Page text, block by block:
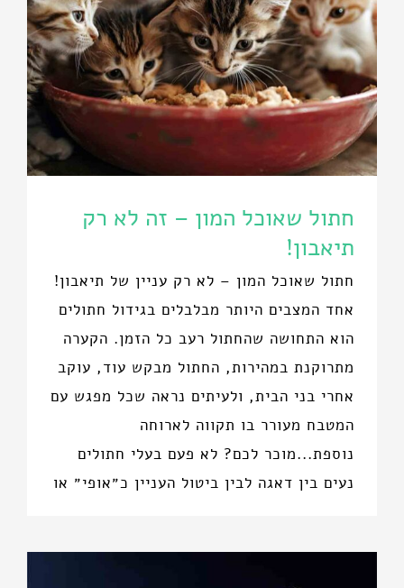
חתול שאוכל המון – זה לא רק
תיאבון!
חתול שאוכל המון – לא רק עניין של תיאבון!
אחד המצבים היותר מבלבלים בגידול חתולים
הוא התחושה שהחתול רעב כל הזמן. הקערה
מתרוקנת במהירות, החתול מבקש עוד, עוקב
אחרי בני הבית, ולעיתים נראה שכל מפגש עם
המטבח מעורר בו תקווה לארוחה
נוספת...מוכר לכם? לא פעם בעלי חתולים
נעים בין דאגה לבין ביטול העניין כ״אופי״ או